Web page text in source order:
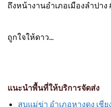
ถึงหน้างานอำเภอเมืองลำปา
ถูกใจให้ดาว...
แนะนำพื้นที่ให้บริการจัดส่ง
สบแม่ข่า อำเภอหางดง เชีย